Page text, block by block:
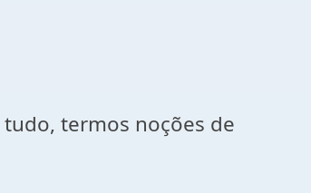
termos noções de